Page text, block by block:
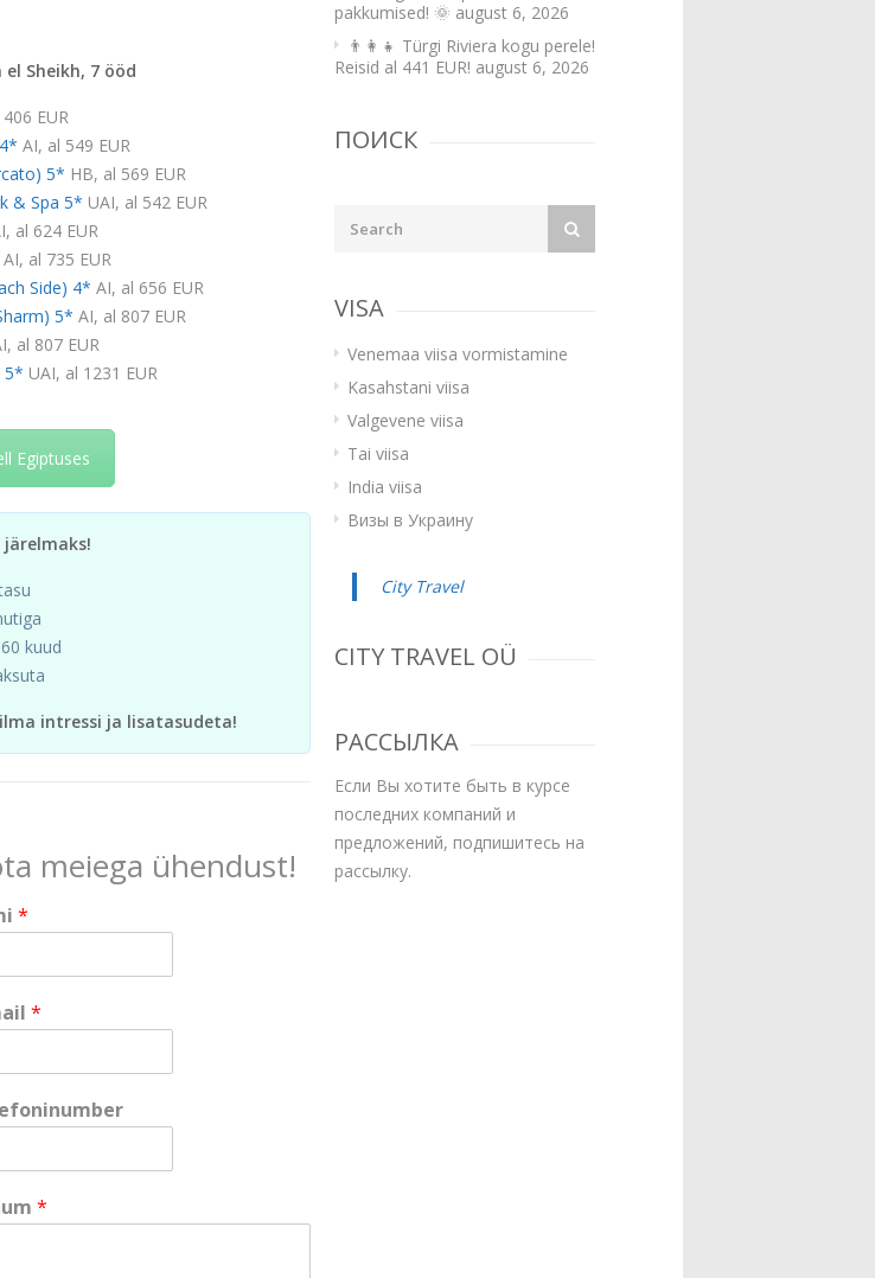
Sheikh, 7 ööd
EUR
AI, al 549 EUR
5* HB, al 569 EUR
& Spa 5* UAI, al 542 EUR
al 624 EUR
AI, al 735 EUR
Side) 4* AI, al 656 EUR
5* AI, al 807 EUR
al 807 EUR
5* UAI, al 1231 EUR
Egiptuses
järelmaks!
kuud
ilma intressi ja lisatasudeta!
meiega ühendust!
*
*
*
pakkumised! 🌞 august 6, 2026
👨‍👩‍👧 Türgi Riviera kogu perele!
Reisid al 441 EUR! august 6, 2026
ПОИСК
VISA
Venemaa viisa vormistamine
Kasahstani viisa
Valgevene viisa
Tai viisa
India viisa
Визы в Украину
City Travel
CITY TRAVEL OÜ
РАССЫЛКА
Если Вы хотите быть в курсе
последних компаний и
предложений, подпишитесь на
рассылку.